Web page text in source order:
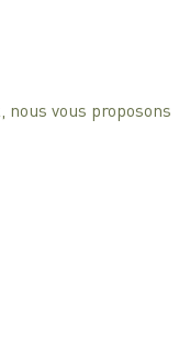
vous proposons